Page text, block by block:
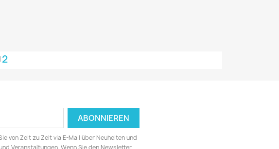
2
von Zeit zu Zeit via E-Mail über Neuheiten und
Veranstaltungen. Wenn Sie den Newsletter